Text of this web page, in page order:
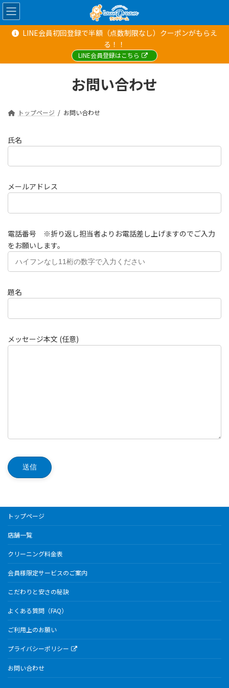
コ
ン
テ
ス
ナ
ビ
ゲ
ン
LINE会員初回登録で半額（点数制限なし）クーポンがもらえ
る！！
LINE会員登録はこちら
お問い合わせ
トップページ お問い合わせ
氏名
メールアドレス
電話番号 ※折り返し担当者よりお電話差し上げますのでご入力
をお願いします。
題名
メッセージ本文 (任意)
トップページ
店舗一覧
クリーニング料金表
会員様限定サービスのご案内
こだわりと安さの秘訣
よくある質問（FAQ）
ご利用上のお願い
プライバシーポリシー
お問い合わせ